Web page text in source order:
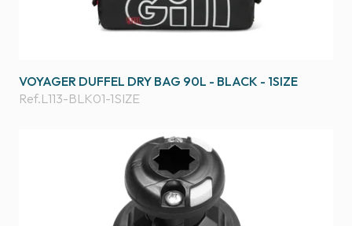
VOYAGER DUFFEL DRY BAG 90L - BLACK - 1SIZE
Ref.L113-BLK01-1SIZE